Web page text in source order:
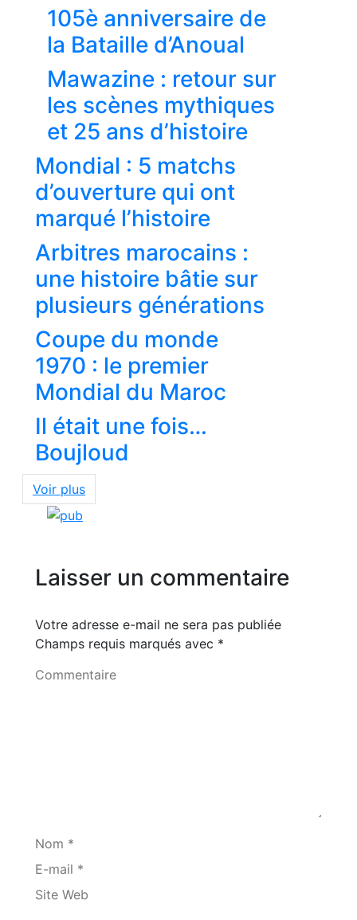
105è anniversaire de
la Bataille d’Anoual
Mawazine : retour sur
les scènes mythiques
et 25 ans d’histoire
Mondial : 5 matchs
d’ouverture qui ont
marqué l’histoire
Arbitres marocains :
une histoire bâtie sur
plusieurs générations
Coupe du monde
1970 : le premier
Mondial du Maroc
Il était une fois…
Boujloud
Voir plus
Laisser un commentaire
Votre adresse e-mail ne sera pas publiée
Champs requis marqués avec *
Commentaire
Nom *
E-mail *
Site Web